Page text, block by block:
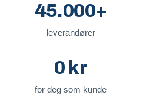
45.000+
leverandører
0 kr
for deg som kunde